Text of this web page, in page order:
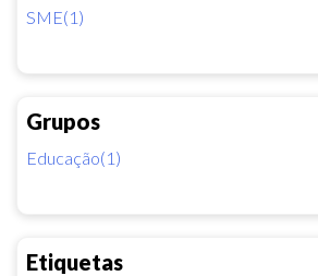
SME(1)
Grupos
Educação(1)
Etiquetas